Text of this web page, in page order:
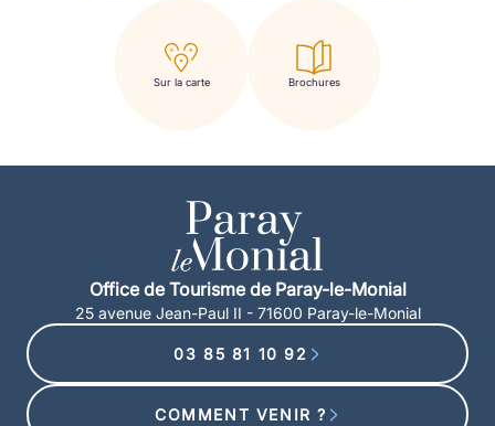
Sur la carte Brochures
Office de Tourisme de Paray-le-Monial
25 avenue Jean-Paul II - 71600 Paray-le-Monial
03 85 81 10 92
COMMENT VENIR ?